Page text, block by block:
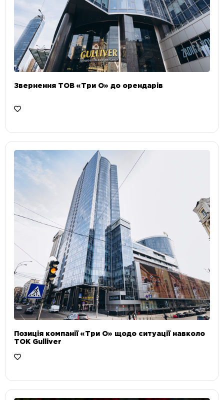
Звернення ТОВ «Три О» до орендарів
Позиція компанії «Три О» щодо ситуації навколо
ТОК Gulliver